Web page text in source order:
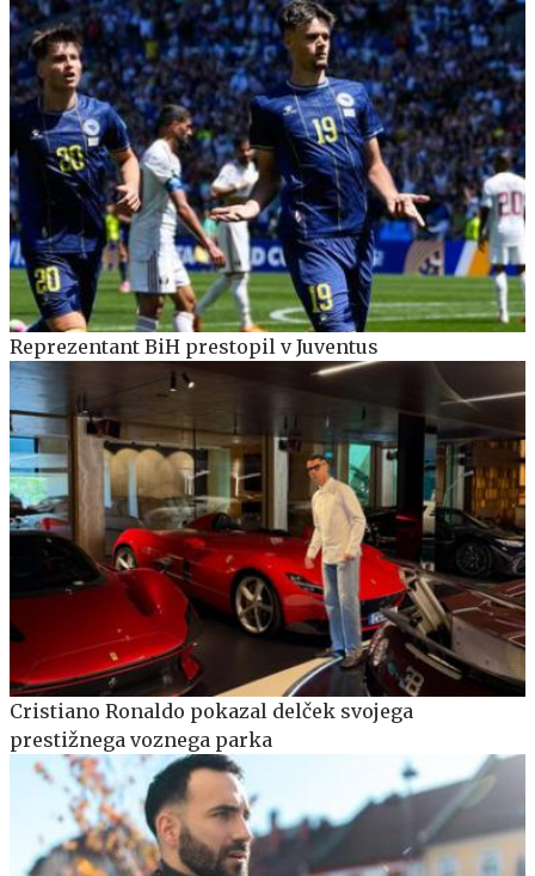
Reprezentant BiH prestopil v Juventus
Cristiano Ronaldo pokazal delček svojega
prestižnega voznega parka